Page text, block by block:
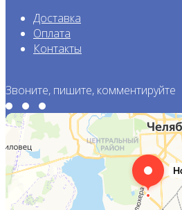
Доставка
Оплата
Контакты
Звоните, пишите, комментируйте